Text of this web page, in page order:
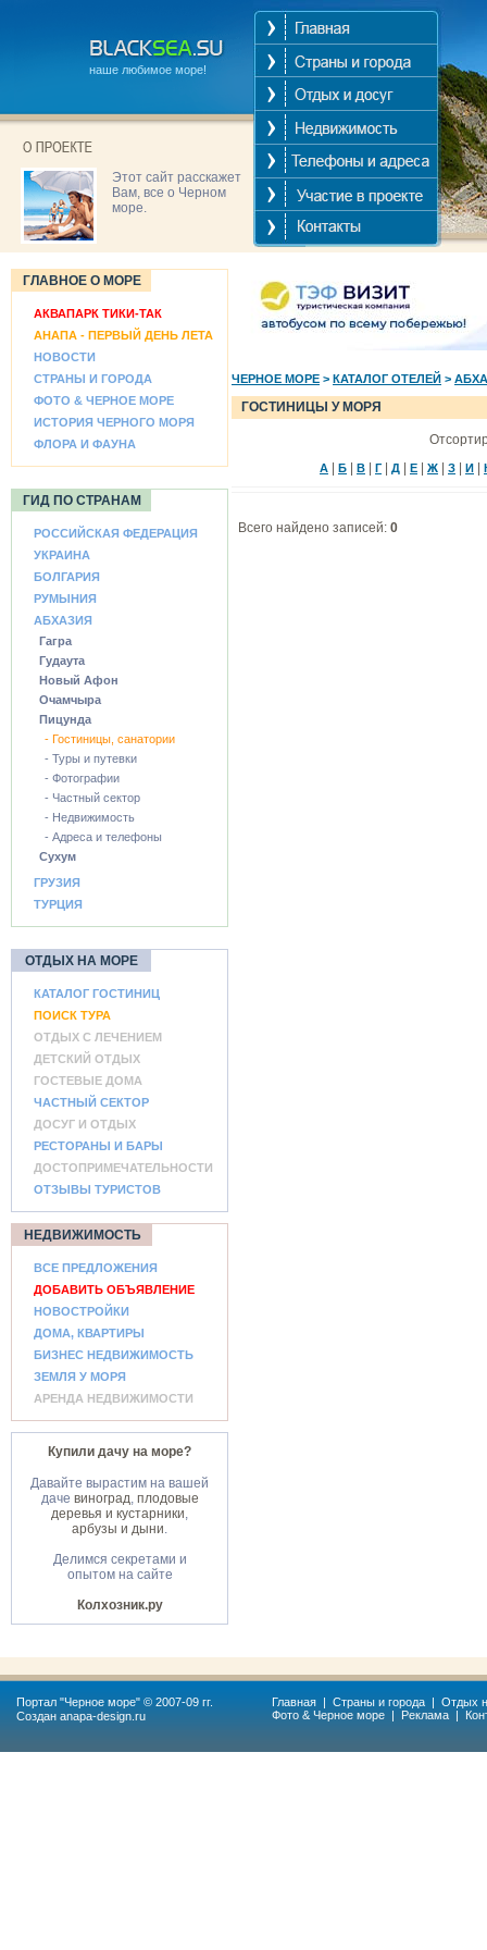
наше любимое море!
Этот сайт расскажет
Вам, все о Черном
море.
ГЛАВНОЕ О МОРЕ
АКВАПАРК ТИКИ-ТАК
АНАПА - ПЕРВЫЙ ДЕНЬ ЛЕТА
НОВОСТИ
СТРАНЫ И ГОРОДА
ФОТО & ЧЕРНОЕ МОРЕ
ИСТОРИЯ ЧЕРНОГО МОРЯ
ФЛОРА И ФАУНА
ГИД ПО СТРАНАМ
РОССИЙСКАЯ ФЕДЕРАЦИЯ
УКРАИНА
БОЛГАРИЯ
РУМЫНИЯ
АБХАЗИЯ
Гагра
Гудаута
Новый Афон
Очамчыра
Пицунда
- Гостиницы, санатории
- Туры и путевки
- Фотографии
- Частный сектор
- Недвижимость
- Адреса и телефоны
Сухум
ГРУЗИЯ
ТУРЦИЯ
ОТДЫХ НА МОРЕ
КАТАЛОГ ГОСТИНИЦ
ПОИСК ТУРА
ОТДЫХ С ЛЕЧЕНИЕМ
ДЕТСКИЙ ОТДЫХ
ГОСТЕВЫЕ ДОМА
ЧАСТНЫЙ СЕКТОР
ДОСУГ И ОТДЫХ
РЕСТОРАНЫ И БАРЫ
ДОСТОПРИМЕЧАТЕЛЬНОСТИ
ОТЗЫВЫ ТУРИСТОВ
НЕДВИЖИМОСТЬ
ВСЕ ПРЕДЛОЖЕНИЯ
ДОБАВИТЬ ОБЪЯВЛЕНИЕ
НОВОСТРОЙКИ
ДОМА, КВАРТИРЫ
БИЗНЕС НЕДВИЖИМОСТЬ
ЗЕМЛЯ У МОРЯ
АРЕНДА НЕДВИЖИМОСТИ
Купили дачу на море?
Давайте вырастим на вашей
даче виноград, плодовые
деревья и кустарники,
арбузы и дыни.
Делимся секретами и
опытом на сайте
Колхозник.ру
ЧЕРНОЕ МОРЕ > КАТАЛОГ ОТЕЛЕЙ >
ГОСТИНИЦЫ У МОРЯ
А Б В Г Д Е Ж З И
Всего найдено записей: 0
Портал "Черное море" © 2007-09 гг.
Создан anapa-design.ru
Главная | Страны и города | Отдых
Фото & Черное море | Реклама |